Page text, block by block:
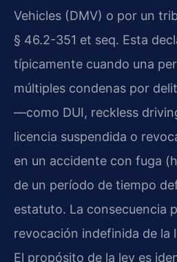
Vehicles (DMV) o por un
§ 46.2-351 et seq. Esta
típicamente cuando una
múltiples condenas por
—como DUI, reckless
licencia suspendida o
en un accidente con fuga
de un período de tiempo
estatuto. La consecuencia
revocación indefinida de la
El propósito de la ley es